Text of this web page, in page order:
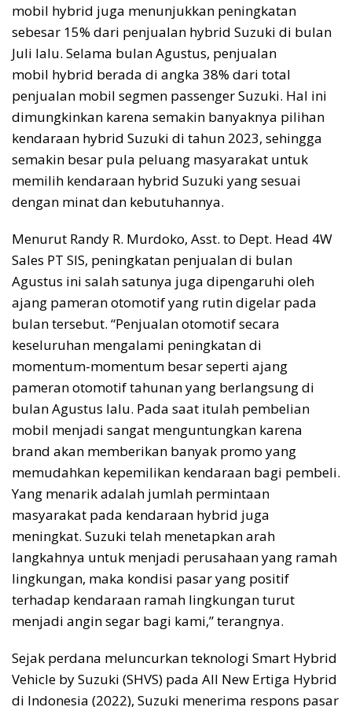
mobil hybrid juga menunjukkan peningkatan
sebesar 15% dari penjualan hybrid Suzuki di bulan
Juli lalu. Selama bulan Agustus, penjualan
mobil hybrid berada di angka 38% dari total
penjualan mobil segmen passenger Suzuki. Hal ini
dimungkinkan karena semakin banyaknya pilihan
kendaraan hybrid Suzuki di tahun 2023, sehingga
semakin besar pula peluang masyarakat untuk
memilih kendaraan hybrid Suzuki yang sesuai
dengan minat dan kebutuhannya.
Menurut Randy R. Murdoko, Asst. to Dept. Head 4W
Sales PT SIS, peningkatan penjualan di bulan
Agustus ini salah satunya juga dipengaruhi oleh
ajang pameran otomotif yang rutin digelar pada
bulan tersebut. “Penjualan otomotif secara
keseluruhan mengalami peningkatan di
momentum-momentum besar seperti ajang
pameran otomotif tahunan yang berlangsung di
bulan Agustus lalu. Pada saat itulah pembelian
mobil menjadi sangat menguntungkan karena
brand akan memberikan banyak promo yang
memudahkan kepemilikan kendaraan bagi pembeli.
Yang menarik adalah jumlah permintaan
masyarakat pada kendaraan hybrid juga
meningkat. Suzuki telah menetapkan arah
langkahnya untuk menjadi perusahaan yang ramah
lingkungan, maka kondisi pasar yang positif
terhadap kendaraan ramah lingkungan turut
menjadi angin segar bagi kami,” terangnya.
Sejak perdana meluncurkan teknologi Smart Hybrid
Vehicle by Suzuki (SHVS) pada All New Ertiga Hybrid
di Indonesia (2022), Suzuki menerima respons pasar